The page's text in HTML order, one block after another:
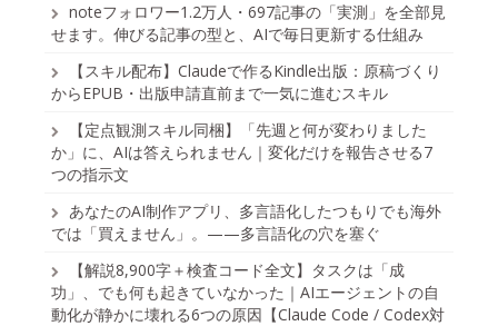
noteフォロワー1.2万人・697記事の「実測」を全部見
せます。伸びる記事の型と、AIで毎日更新する仕組み
【スキル配布】Claudeで作るKindle出版：原稿づくり
からEPUB・出版申請直前まで一気に進むスキル
【定点観測スキル同梱】「先週と何が変わりました
か」に、AIは答えられません｜変化だけを報告させる7
つの指示文
あなたのAI制作アプリ、多言語化したつもりでも海外
では「買えません」。——多言語化の穴を塞ぐ
【解説8,900字＋検査コード全文】タスクは「成
功」、でも何も起きていなかった｜AIエージェントの自
動化が静かに壊れる6つの原因【Claude Code / Codex対